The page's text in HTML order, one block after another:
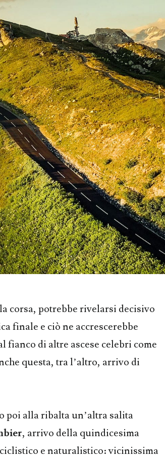
corsa, potrebbe rivelarsi decisivo
finale e ciò ne accrescerebbe
fianco di altre ascese celebri come
questa, tra l’altro, arrivo di
poi alla ribalta un’altra salita
, arrivo della quindicesima
e naturalistico: vicinissima